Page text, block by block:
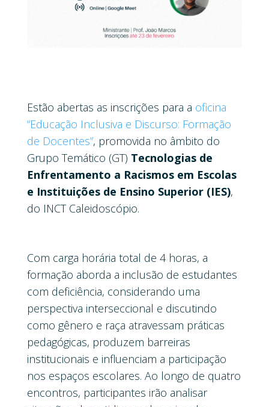
Estão abertas as inscrições para a oficina
“Educação Inclusiva e Discurso: Formação
de Docentes”, promovida no âmbito do
Grupo Temático (GT) Tecnologias de
Enfrentamento a Racismos em Escolas
e Instituições de Ensino Superior (IES),
do INCT Caleidoscópio.
Com carga horária total de 4 horas, a
formação aborda a inclusão de estudantes
com deficiência, considerando uma
perspectiva interseccional e discutindo
como gênero e raça atravessam práticas
pedagógicas, produzem barreiras
institucionais e influenciam a participação
nos espaços escolares. Ao longo de quatro
encontros, participantes irão analisar